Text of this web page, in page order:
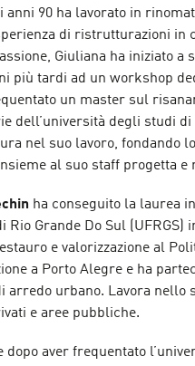
anni 90 ha lavorato in
di ristrutturazioni in
Giuliana ha iniziato
più tardi ad un workshop
un master sul
dell’università degli studi
nel suo lavoro, fondando
al suo staff progetta
ha conseguito la laurea
Rio Grande Do Sul (UFRGS)
e valorizzazione al
a Porto Alegre e ha
arredo urbano. Lavora nello
e aree pubbliche.
dopo aver frequentato